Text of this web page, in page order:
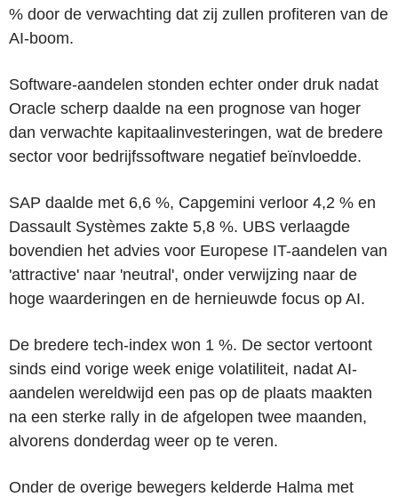
% door de verwachting dat zij zullen profiteren van de
AI-boom.
Software-aandelen stonden echter onder druk nadat
Oracle scherp daalde na een prognose van hoger
dan verwachte kapitaalinvesteringen, wat de bredere
sector voor bedrijfssoftware negatief beïnvloedde.
SAP daalde met 6,6 %, Capgemini verloor 4,2 % en
Dassault Systèmes zakte 5,8 %. UBS verlaagde
bovendien het advies voor Europese IT-aandelen van
'attractive' naar 'neutral', onder verwijzing naar de
hoge waarderingen en de hernieuwde focus op AI.
De bredere tech-index won 1 %. De sector vertoont
sinds eind vorige week enige volatiliteit, nadat AI-
aandelen wereldwijd een pas op de plaats maakten
na een sterke rally in de afgelopen twee maanden,
alvorens donderdag weer op te veren.
Onder de overige bewegers kelderde Halma met